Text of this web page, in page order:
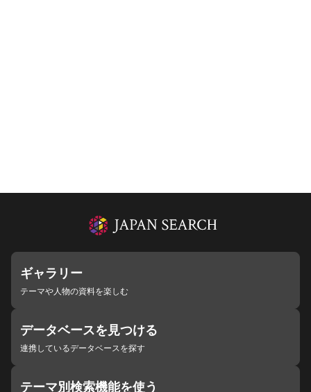
ギャラリー
テーマや人物の資料を楽しむ
データベースを見つける
連携しているデータベースを探す
テーマ別検索機能を使う